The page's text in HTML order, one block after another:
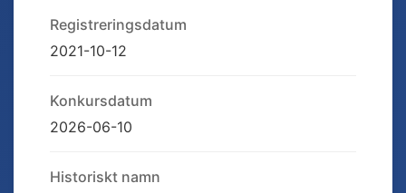
Registreringsdatum
2021-10-12
Konkursdatum
2026-06-10
Historiskt namn